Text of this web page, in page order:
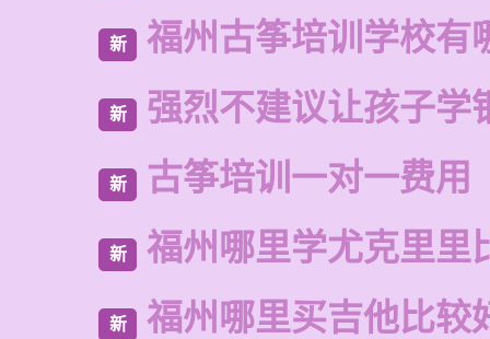
新 福州古筝培训学校有
新 强烈不建议让孩子学
新 古筝培训一对一费用
新 福州哪里学尤克里里
新 福州哪里买吉他比较